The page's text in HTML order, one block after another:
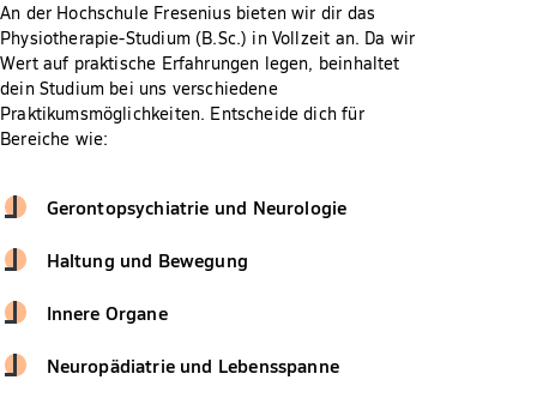
An der Hochschule Fresenius bieten wir dir das
Physiotherapie-Studium (B.Sc.) in Vollzeit an. Da wir
Wert auf praktische Erfahrungen legen, beinhaltet
dein Studium bei uns verschiedene
Praktikumsmöglichkeiten. Entscheide dich für
Bereiche wie:
Gerontopsychiatrie und Neurologie
Haltung und Bewegung
Innere Organe
Neuropädiatrie und Lebensspanne